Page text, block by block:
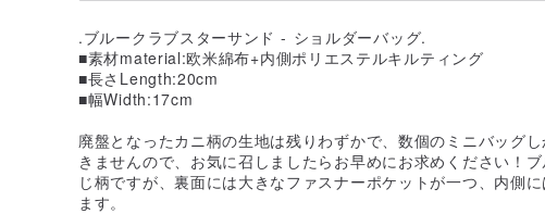
.ブルークラブスターサンド - ショルダーバッグ.
■素材material:欧米綿布+内側ポリエステルキルティング
■長さLength:20cm
■幅Width:17cm
廃盤となったカニ柄の生地は残りわずかで、数個のミニバッグ
きませんので、お気に召しましたらお早めにお求めください！
じ柄ですが、裏面には大きなファスナーポケットが一つ、内側
ます。